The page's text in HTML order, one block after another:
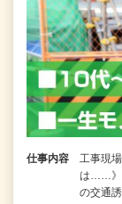
仕事内容
工事現
は……》
の交通